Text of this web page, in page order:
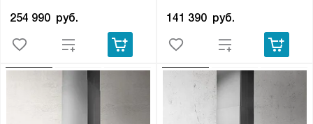
254 990 руб. 141 390 руб.